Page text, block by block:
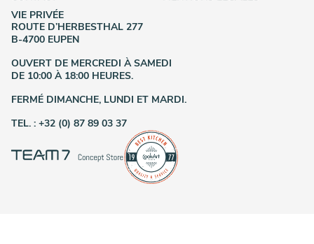
VIE PRIVÉE
ROUTE D’HERBESTHAL 277
B-4700 EUPEN
OUVERT DE MERCREDI À SAMEDI
DE 10:00 À 18:00 HEURES.
FERMÉ DIMANCHE, LUNDI ET MARDI.
TEL. : +32 (0) 87 89 03 37